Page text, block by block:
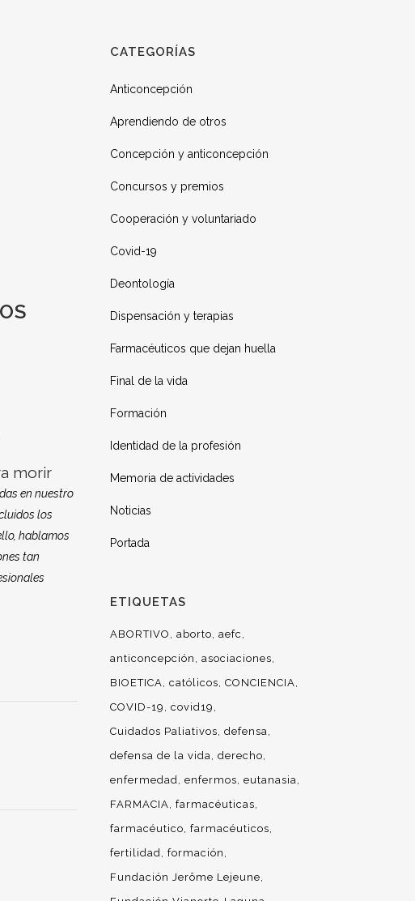
morir
en nuestro
los
hablamos
tan
CATEGORÍAS
Anticoncepción
Aprendiendo de otros
Concepción y anticoncepción
Concursos y premios
Cooperación y voluntariado
Covid-19
Deontología
Dispensación y terapias
Farmacéuticos que dejan huella
Final de la vida
Formación
Identidad de la profesión
Memoria de actividades
Noticias
Portada
ETIQUETAS
ABORTIVO aborto aefc
anticoncepción
asociaciones
BIOETICA católicos CONCIENCIA
COVID-19
covid19
Cuidados Paliativos defensa
defensa de la vida derecho
enfermedad enfermos eutanasia
FARMACIA farmacéuticas
farmacéutico farmacéuticos
fertilidad formación
Fundación Jerôme Lejeune